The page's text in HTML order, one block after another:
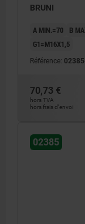
BRUNI
A MIN.=70 B
G1=M16X1,5
Référence:
70,73 €
hors TVA
hors frais d’envoi
02385